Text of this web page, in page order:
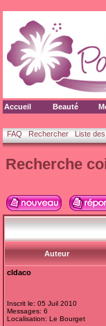
Accueil Beauté
FAQ Rechercher Liste
Recherche
Auteur
cldaco
Inscrit le: 05 Juil 2010
Messages: 6
Localisation: Le Bourget